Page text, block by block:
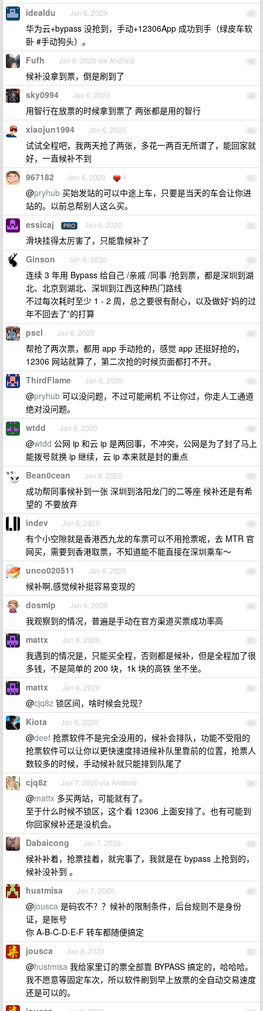
47
idealdu Jan 6, 2020
华为云+bypass 没抢到，手动+12306App 成功到手（绿皮车软
卧 #手动狗头）。
48
Fufh Jan 6, 2020 via Android
候补没拿到票，倒是刷到了
49
sky0994 Jan 6, 2020
用智行在放票的时候拿到票了 两张都是用的智行
50
xiaojun1994 Jan 6, 2020
试试全程吧，我两天抢了两张，多花一两百无所谓了，能回家就
好，一直候补不到
51
967182 Jan 6, 2020 1
@pryhub 买始发站的可以中途上车，只要是当天的车会让你进
站的。以前总帮别人这么买。
52
essicaj PRO Jan 6, 2020
滑块挂得太厉害了，只能靠候补了
53
Ginson Jan 6, 2020
连续 3 年用 Bypass 给自己 /亲戚 /同事 /抢到票，都是深圳到湖
北、北京到湖北、深圳到江西这种热门路线
不过每次耗时至少 1 - 2 周，总之要很有耐心，以及做好“妈的过
年不回去了”的打算
54
pscl Jan 6, 2020
帮抢了两次票，都用 app 手动抢的，感觉 app 还挺好抢的，
12306 网站就算了，第二次抢的时候页面都打不开。
55
ThirdFlame Jan 6, 2020
@pryhub 可以没问题，不过可能闸机 不让你过，你走人工通道
绝对没问题。
56
wtdd Jan 6, 2020
@wtdd 公网 ip 和云 ip 是两回事，不冲突，公网是为了封了马上
能拨号就换 ip 继续，云 ip 本来就是封的重点
57
Bean0cean Jan 6, 2020
成功帮同事候补到一张 深圳到洛阳龙门的二等座 候补还是有希
望的 不要放弃
58
indev Jan 6, 2020
有个小空隙就是香港西九龙的车票可以不用抢票呢，去 MTR 官
网买，需要到香港取票，不知道能不能直接在深圳乘车～
59
unco020511 Jan 6, 2020
候补啊,感觉候补挺容易变现的
60
dosmlp Jan 6, 2020
我观察到的情况，普遍是手动在官方渠道买票成功率高
61
mattx Jan 6, 2020
我遇到的情况是，只能买全程，否则都是候补，但是全程加了很
多钱，不是简单的 200 块，1k 块的高铁 坐不坐。
62
mattx Jan 6, 2020
@cjq8z 锁区间，啥时候会兑现？
63
Kiota Jan 6, 2020
@deef 抢票软件不是完全没用的，候补会排队，功能不受阻的
抢票软件可以让你以更快速度排进候补队里靠前的位置，抢票人
数较多的时候，手动候补就只能排到队尾了
64
cjq8z Jan 7, 2020 via Android
@mattx 多买两站，可能就有了。
至于什么时候不锁区，这个看 12306 上面安排了。也有可能到
你回家候补还是没机会。
65
Dabaicong Jan 7, 2020
候补补着，抢票挂着，就完事了，我就是在 bypass 上抢到的，
候补没补到 。
66
hustmisa Jan 7, 2020
@jousca 是码农不？？候补的限制条件，后台规则不是身份
证，是账号
你 A-B-C-D-E-F 转车都随便搞定
67
jousca Jan 8, 2020
@hustmisa 我给家里订的票全部靠 BYPASS 搞定的，哈哈哈。
我不愿意等固定车次，所以软件刷到早上放票的全自动交易速度
还是可以的。